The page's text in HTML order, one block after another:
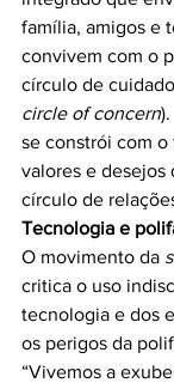
família, amigos e
convivem com o
círculo de
circle of concern
se constrói com
valores e desejos
Tecnologia e
O movimento da
critica o uso
tecnologia e dos
os perigos da
“Vivemos a